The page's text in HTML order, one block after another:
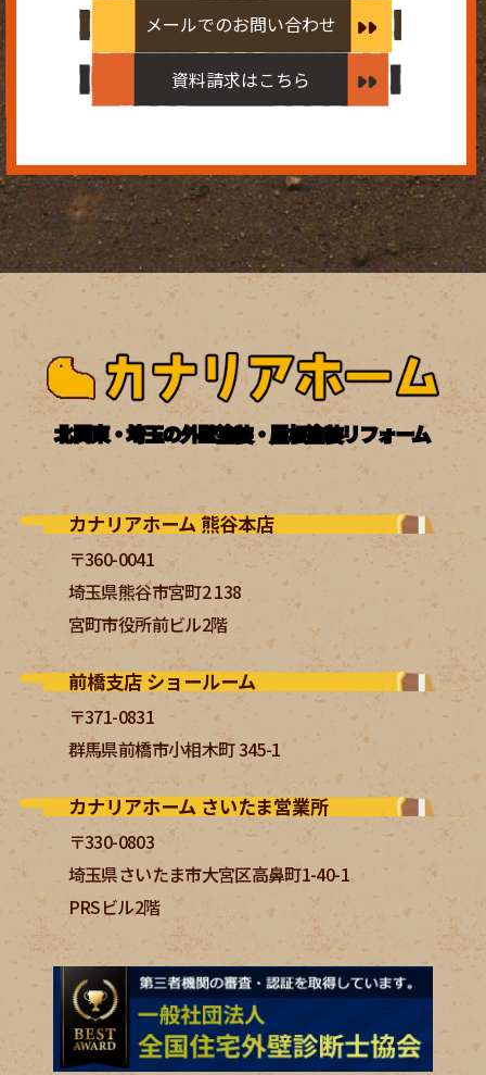
メールでのお問い合わせ
資料請求はこちら
北関東・埼玉の外壁塗装・屋根塗装リフォーム
カナリアホーム 熊谷本店
〒360-0041
埼玉県熊谷市宮町2 138
宮町市役所前ビル2階
前橋支店 ショールーム
〒371-0831
群馬県前橋市小相木町 345-1
カナリアホーム さいたま営業所
〒330-0803
埼玉県さいたま市大宮区高鼻町1-40-1
PRSビル2階